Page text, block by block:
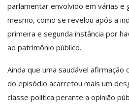
parlamentar envolvido em várias e
mesmo, como se revelou após a
primeira e segunda instância por
ao patrimônio público.
Ainda que uma saudável afirmação
do episódio acarretou mais um
classe política perante a opinião